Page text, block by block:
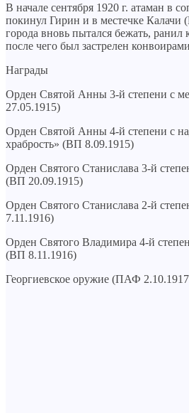
В начале сентября 1920 г. атаман в
покинул Гирин и в местечке Калачи
города вновь пытался бежать, ранил
после чего был застрелен
Награды
Орден Святой Анны 3-й степени с
27.05.1915)
Орден Святой Анны 4-й степени с
храбрость» (ВП 8.09.1915)
Орден Святого Станислава 3-й
(ВП 20.09.1915)
Орден Святого Станислава 2-й
7.11.1916)
Орден Святого Владимира 4-й
(ВП 8.11.1916)
Георгиевское оружие (ПАФ